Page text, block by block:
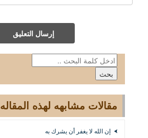
إرسال التعليق
مقالات مشابهه لهذه المقاله
إن الله لا يغفر أن يشرك به